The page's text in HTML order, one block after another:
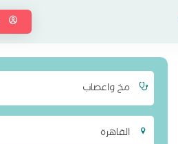
مخ واعصاب
القاهرة